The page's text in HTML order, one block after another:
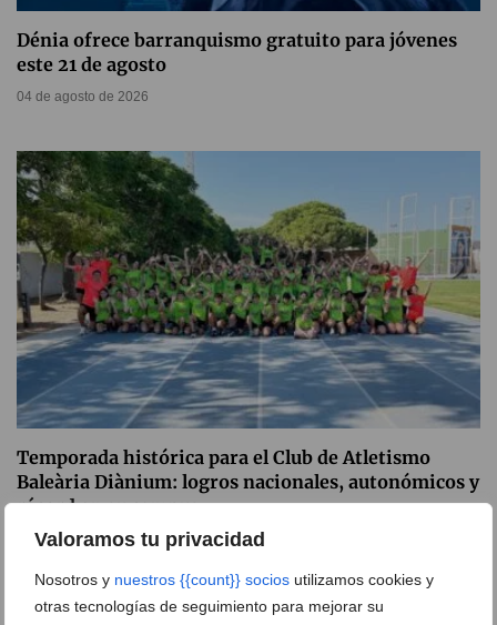
Valoramos tu privacidad
Nosotros y nuestros {{count}} socios utilizamos cookies y
otras tecnologías de seguimiento para mejorar su
Dénia ofrece barranquismo gratuito para jóvenes
este 21 de agosto
04 de agosto de 2026
Temporada histórica para el Club de Atletismo
Baleària Diànium: logros nacionales, autonómicos y
récord en su campus
22 de julio de 2026